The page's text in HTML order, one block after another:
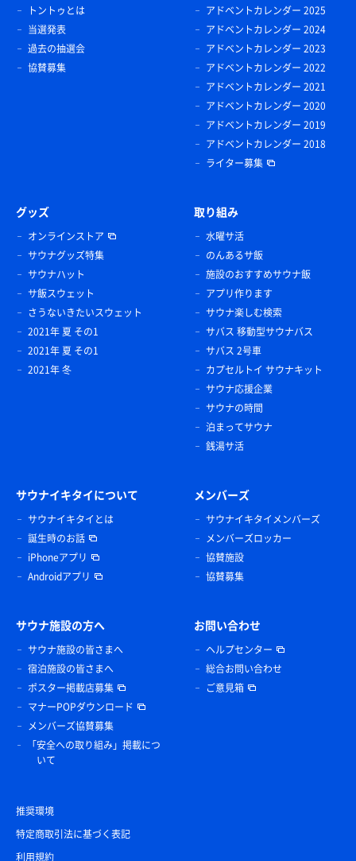
トントゥとは
当選発表
過去の抽選会
協賛募集
アドベントカレンダー 2025
アドベントカレンダー 2024
アドベントカレンダー 2023
アドベントカレンダー 2022
アドベントカレンダー 2021
アドベントカレンダー 2020
アドベントカレンダー 2019
アドベントカレンダー 2018
ライター募集
グッズ
オンラインストア
サウナグッズ特集
サウナハット
サ飯スウェット
さうないきたいスウェット
2021年 夏 その1
2021年 夏 その1
2021年 冬
取り組み
水曜サ活
のんあるサ飯
施設のおすすめサウナ飯
アプリ作ります
サウナ楽しむ検索
サバス 移動型サウナバス
サバス 2号車
カプセルトイ サウナキット
サウナ応援企業
サウナの時間
泊まってサウナ
銭湯サ活
サウナイキタイについて
サウナイキタイとは
誕生時のお話
iPhoneアプリ
Androidアプリ
メンバーズ
サウナイキタイメンバーズ
メンバーズロッカー
協賛施設
協賛募集
サウナ施設の方へ
サウナ施設の皆さまへ
宿泊施設の皆さまへ
ポスター掲載店募集
マナーPOPダウンロード
メンバーズ協賛募集
「安全への取り組み」掲載につ
いて
お問い合わせ
ヘルプセンター
総合お問い合わせ
ご意見箱
推奨環境
特定商取引法に基づく表記
利用規約